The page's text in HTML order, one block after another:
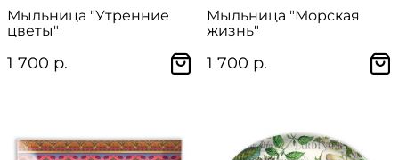
Мыльница "Утренние
цветы"
1 700 р.
Мыльница "Морская
жизнь"
1 700 р.